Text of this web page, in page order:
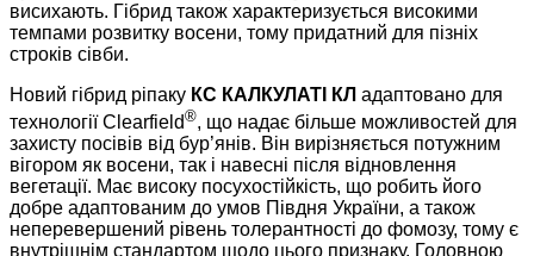
висихають. Гібрид також характеризується високими
темпами розвитку восени, тому придатний для пізніх
строків сівби.
Новий гібрид ріпаку КС КАЛКУЛАТІ КЛ адаптовано для
технології Clearfield®, що надає більше можливостей для
захисту посівів від бур’янів. Він вирізняється потужним
вігором як восени, так і навесні після відновлення
вегетації. Має високу посухостійкість, що робить його
добре адаптованим до умов Півдня України, а також
неперевершений рівень толерантності до фомозу, тому є
внутрішнім стандартом щодо цього признаку. Головною